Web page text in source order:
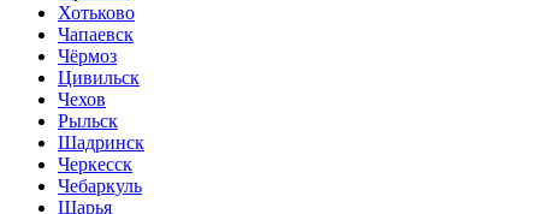
Хотьково
Чапаевск
Чёрмоз
Цивильск
Чехов
Рыльск
Шадринск
Черкесск
Чебаркуль
Шарья